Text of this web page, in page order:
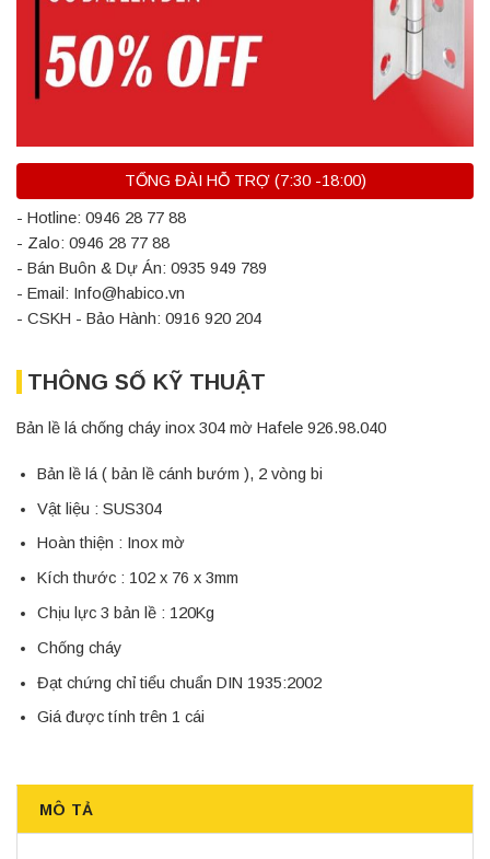
TỔNG ĐÀI HỖ TRỢ (7:30 -18:00)
- Hotline: 0946 28 77 88
- Zalo: 0946 28 77 88
- Bán Buôn & Dự Án: 0935 949 789
- Email: Info@habico.vn
- CSKH - Bảo Hành: 0916 920 204
THÔNG SỐ KỸ THUẬT
Bản lề lá chống cháy inox 304 mờ Hafele 926.98.040
Bản lề lá ( bản lề cánh bướm ), 2 vòng bi
Vật liệu : SUS304
Hoàn thiện : Inox mờ
Kích thước : 102 x 76 x 3mm
Chịu lực 3 bản lề : 120Kg
Chống cháy
Đạt chứng chỉ tiểu chuẩn DIN 1935:2002
Giá được tính trên 1 cái
MÔ TẢ